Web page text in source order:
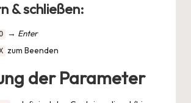
& schließen:
→ Enter
zum Beenden
der Parameter